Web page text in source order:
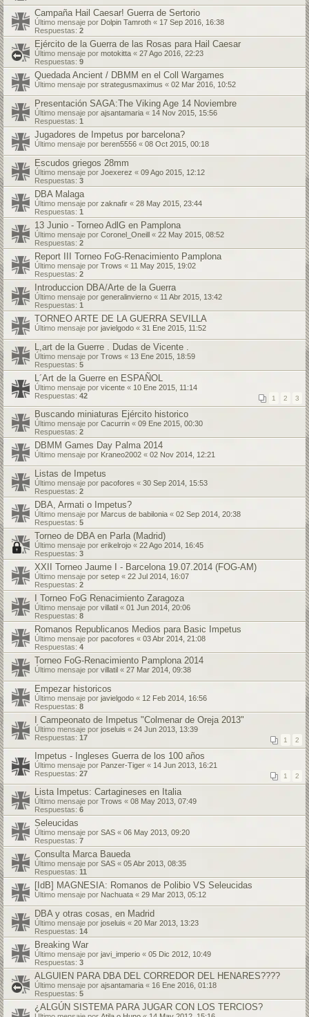
Campaña Hail Caesar! Guerra de Sertorio
Último mensaje por Dolpin Tamroth « 17 Sep 2016, 16:38
Respuestas: 2
Ejército de la Guerra de las Rosas para Hail Caesar
Último mensaje por motokitta « 27 Ago 2016, 22:23
Respuestas: 9
Quedada Ancient / DBMM en el Coll Wargames
Último mensaje por strategusmaximus « 02 Mar 2016, 10:52
Presentación SAGA:The Viking Age 14 Noviembre
Último mensaje por ajsantamaria « 14 Nov 2015, 15:56
Respuestas: 1
Jugadores de Impetus por barcelona?
Último mensaje por beren5556 « 08 Oct 2015, 00:18
Escudos griegos 28mm
Último mensaje por Joexerez « 09 Ago 2015, 12:12
Respuestas: 3
DBA Malaga
Último mensaje por zaknafir « 28 May 2015, 23:44
Respuestas: 1
13 Junio - Torneo AdlG en Pamplona
Último mensaje por Coronel_Oneill « 22 May 2015, 08:52
Respuestas: 2
Report III Torneo FoG-Renacimiento Pamplona
Último mensaje por Trows « 11 May 2015, 19:02
Respuestas: 2
Introduccion DBA/Arte de la Guerra
Último mensaje por generalinvierno « 11 Abr 2015, 13:42
Respuestas: 1
TORNEO ARTE DE LA GUERRA SEVILLA
Último mensaje por javielgodo « 31 Ene 2015, 11:52
L,art de la Guerre . Dudas de Vicente .
Último mensaje por Trows « 13 Ene 2015, 18:59
Respuestas: 5
L´Art de la Guerre en ESPAÑOL
Último mensaje por vicente « 10 Ene 2015, 11:14
Respuestas: 42 1 2 3
Buscando miniaturas Ejército historico
Último mensaje por Cacurrin « 09 Ene 2015, 00:30
Respuestas: 2
DBMM Games Day Palma 2014
Último mensaje por Kraneo2002 « 02 Nov 2014, 12:21
Listas de Impetus
Último mensaje por pacofores « 30 Sep 2014, 15:53
Respuestas: 2
DBA, Armati o Impetus?
Último mensaje por Marcus de babilonia « 02 Sep 2014, 20:38
Respuestas: 5
Torneo de DBA en Parla (Madrid)
Último mensaje por erikelrojo « 22 Ago 2014, 16:45
Respuestas: 3
XXII Torneo Jaume I - Barcelona 19.07.2014 (FOG-AM)
Último mensaje por setep « 22 Jul 2014, 16:07
Respuestas: 2
I Torneo FoG Renacimiento Zaragoza
Último mensaje por villatil « 01 Jun 2014, 20:06
Respuestas: 8
Romanos Republicanos Medios para Basic Impetus
Último mensaje por pacofores « 03 Abr 2014, 21:08
Respuestas: 4
Torneo FoG-Renacimiento Pamplona 2014
Último mensaje por villatil « 27 Mar 2014, 09:38
Empezar historicos
Último mensaje por javielgodo « 12 Feb 2014, 16:56
Respuestas: 8
I Campeonato de Impetus "Colmenar de Oreja 2013"
Último mensaje por joseluis « 24 Jun 2013, 13:39
Respuestas: 17 1 2
Impetus - Ingleses Guerra de los 100 años
Último mensaje por Panzer-Tiger « 14 Jun 2013, 16:21
Respuestas: 27 1 2
Lista Impetus: Cartagineses en Italia
Último mensaje por Trows « 08 May 2013, 07:49
Respuestas: 6
Seleucidas
Último mensaje por SAS « 06 May 2013, 09:20
Respuestas: 7
Consulta Marca Baueda
Último mensaje por SAS « 05 Abr 2013, 08:35
Respuestas: 11
[IdB] MAGNESIA: Romanos de Polibio VS Seleucidas
Último mensaje por Nachuata « 29 Mar 2013, 05:12
DBA y otras cosas, en Madrid
Último mensaje por joseluis « 20 Mar 2013, 13:23
Respuestas: 14
Breaking War
Último mensaje por javi_imperio « 05 Dic 2012, 10:49
Respuestas: 3
ALGUIEN PARA DBA DEL CORREDOR DEL HENARES????
Último mensaje por ajsantamaria « 16 Ene 2016, 01:18
Respuestas: 5
¿ALGÚN SISTEMA PARA JUGAR CON LOS TERCIOS?